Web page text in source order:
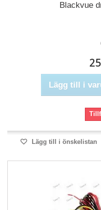
Blackvue
Lägg till i
Lägg till i önskelistan